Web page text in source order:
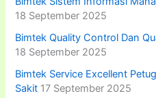
18 September 2025
Bimtek Quality Control Dan
18 September 2025
Bimtek Service Excellent
Sakit 17 September 2025